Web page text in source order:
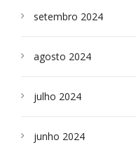
setembro 2024
agosto 2024
julho 2024
junho 2024